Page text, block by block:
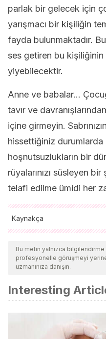
parlak bir gelecek için
yarışmacı bir kişiliğin
fayda bulunmaktadır.
ses getiren bu
yiyebilecektir.
Anne ve babalar…
tavır ve
içine girmeyin.
hissettiğiniz
hoşnutsuzlukların bir
rüyalarınızı süsleyen
telafi edilme ümidi her
Kaynakça
Tüm alıntı yapılan kaynaklar,
güncelliklerini ve
tarafından derinlemesine
kabul edildi.
Céspedes, A.(2007).
Como
los hijos. Ed Vergara, Chile.
Bu metin yalnızca
profesyonelle görüşmeyi
uzmanınıza danışın.
Interesting